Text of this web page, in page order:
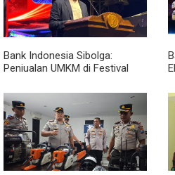
Bank Indonesia Sibolga:
Penjualan UMKM di Festival